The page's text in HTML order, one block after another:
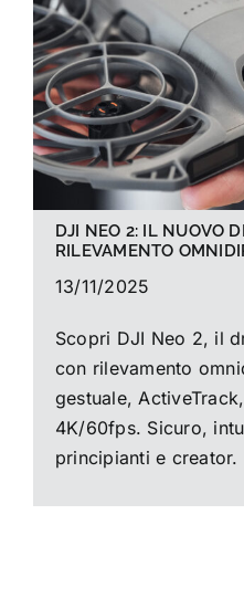
La foto del mese
Guide
Cerca
DJI NEO 2: IL NUOVO
RILEVAMENTO
13/11/2025
Scopri DJI Neo 2, il
con rilevamento
gestuale,
4K/60fps. Sicuro,
principianti e creator.